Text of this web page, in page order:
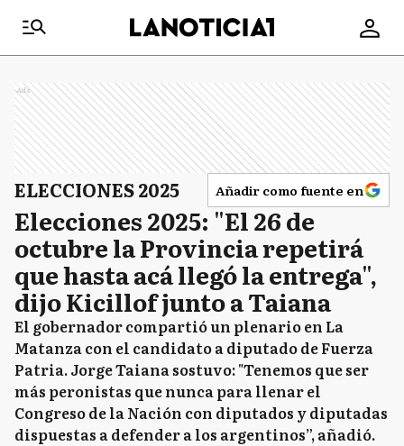
Ads
ELECCIONES 2025 Añadir como fuente en
Elecciones 2025: "El 26 de
octubre la Provincia repetirá
que hasta acá llegó la entrega",
dijo Kicillof junto a Taiana
El gobernador compartió un plenario en La
Matanza con el candidato a diputado de Fuerza
Patria. Jorge Taiana sostuvo: "Tenemos que ser
más peronistas que nunca para llenar el
Congreso de la Nación con diputados y diputadas
dispuestas a defender a los argentinos”, añadió.